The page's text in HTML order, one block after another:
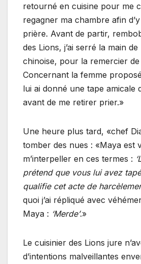
retourné en cuisine pour me
regagner ma chambre afin
prière. Avant de partir,
des Lions, j’ai serré la main
chinoise, pour la remercier de
Concernant la femme
lui ai donné une tape amicale
avant de me retirer prier.»
Une heure plus tard, «chef
tomber des nues : «Maya est
m’interpeller en ces termes :
prétend que vous lui avez
qualifie cet acte de
quoi j’ai répliqué avec
Maya : ‘Merde’.»
Le cuisinier des Lions jure
d’intentions malveillantes